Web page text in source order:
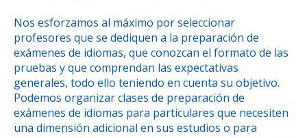
Nos esforzamos al máximo por seleccionar
profesores que se dediquen a la preparación de
exámenes de idiomas, que conozcan el formato de las
pruebas y que comprendan las expectativas
generales, todo ello teniendo en cuenta su objetivo.
Podemos organizar clases de preparación de
exámenes de idiomas para particulares que necesiten
una dimensión adicional en sus estudios o para